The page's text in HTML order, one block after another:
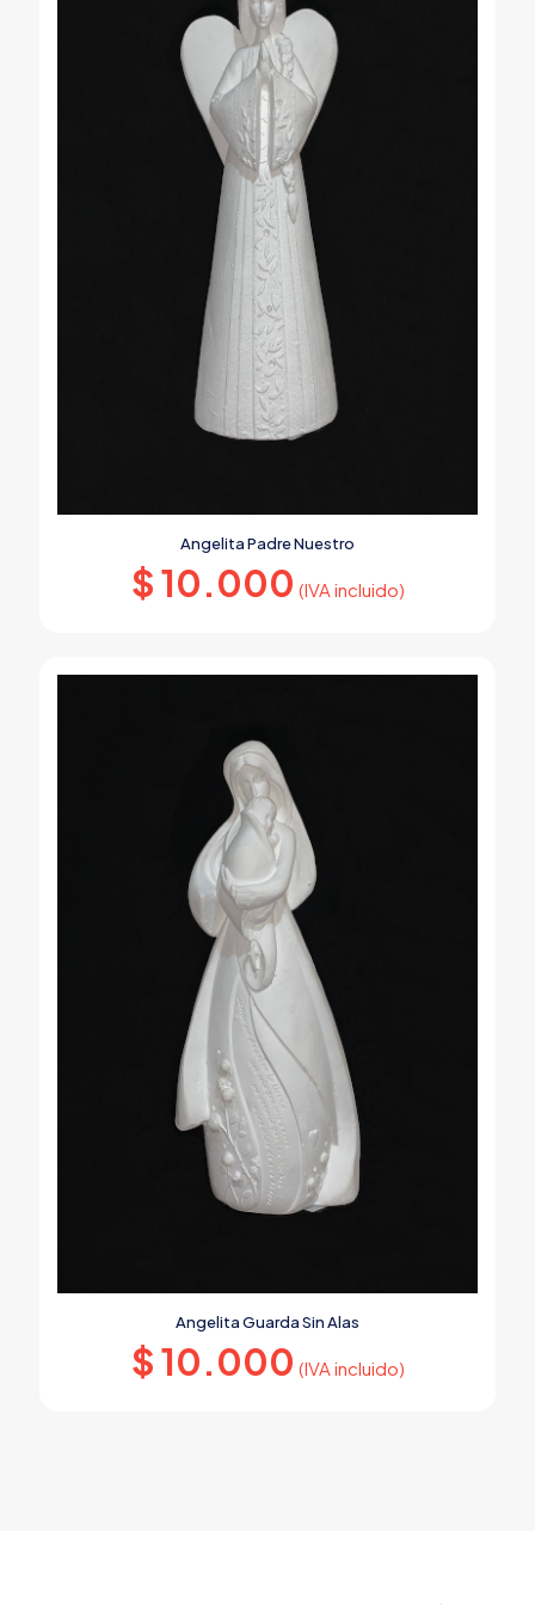
Angelita Padre Nuestro
$10.000 (IVA incluido)
Angelita Guarda Sin Alas
$10.000 (IVA incluido)